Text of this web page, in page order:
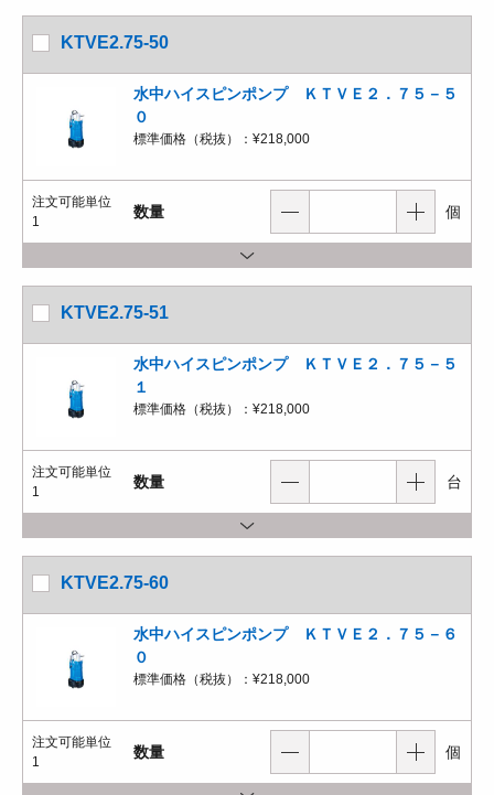
KTVE2.75-50
水中ハイスピンポンプ ＫＴＶＥ２．７５－５
０
標準価格（税抜）： ¥218,000
注文可能単位
1
数量 個
KTVE2.75-51
水中ハイスピンポンプ ＫＴＶＥ２．７５－５
１
標準価格（税抜）： ¥218,000
注文可能単位
1
数量 台
KTVE2.75-60
水中ハイスピンポンプ ＫＴＶＥ２．７５－６
０
標準価格（税抜）： ¥218,000
注文可能単位
1
数量 個